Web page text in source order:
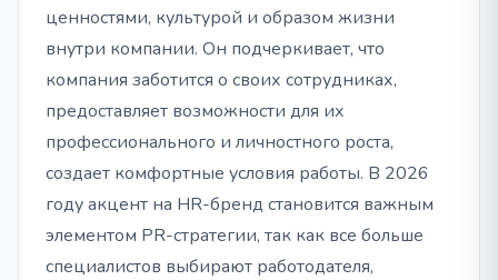
ценностями, культурой и образом жизни
внутри компании. Он подчеркивает, что
компания заботится о своих сотрудниках,
предоставляет возможности для их
профессионального и личностного роста,
создает комфортные условия работы. В 2026
году акцент на HR-бренд становится важным
элементом PR-стратегии, так как все больше
специалистов выбирают работодателя,